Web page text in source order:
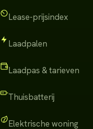
Lease-prijsindex
Laadpalen
Laadpas & tarieven
Thuisbatterij
Elektrische woning